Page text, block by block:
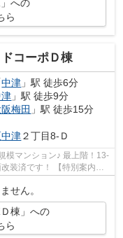
への
ら
コーポＤ棟
中津 」駅 徒歩6分
」駅 徒歩9分
梅田 」駅 徒歩15分
中津２丁目8-Ｄ
模マンション♪ 最上階！13-
装済です！ 【特別案内会
せん。
棟」への
ら